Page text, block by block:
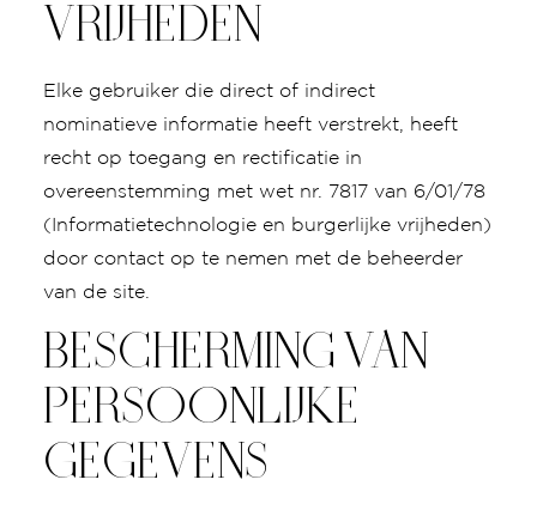
VRIJHEDEN
Elke gebruiker die direct of indirect
nominatieve informatie heeft verstrekt, heeft
recht op toegang en rectificatie in
overeenstemming met wet nr. 7817 van 6/01/78
(Informatietechnologie en burgerlijke vrijheden)
door contact op te nemen met de beheerder
van de site.
BESCHERMING VAN
PERSOONLIJKE
GEGEVENS